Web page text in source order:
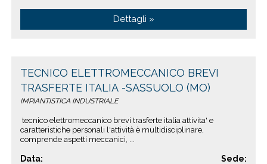
Dettagli »
TECNICO ELETTROMECCANICO BREVI
TRASFERTE ITALIA -SASSUOLO (MO)
IMPIANTISTICA INDUSTRIALE
tecnico elettromeccanico brevi trasferte italia attivita' e
caratteristiche personali l'attività è multidisciplinare,
comprende aspetti meccanici, ...
Data:
Sede: